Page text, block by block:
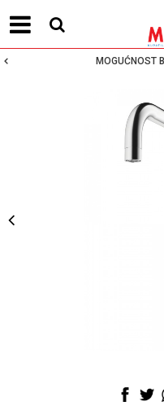
MOGUĆNOST